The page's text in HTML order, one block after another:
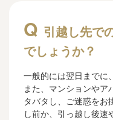
引越し先で
でしょうか？
一般的には翌日までに
また、マンションや
タバタし、ご迷惑をお
し前か、引っ越し後速